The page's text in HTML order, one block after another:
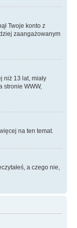
Twoje konto z
zaangażowanym
niż 13 lat, miały
stronie WWW,
na ten temat.
a czego nie,